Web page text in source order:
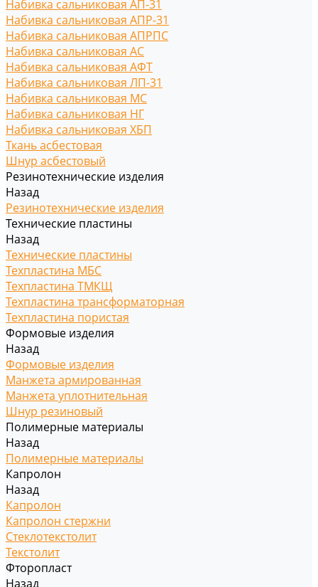
Набивка сальниковая АП-31
Набивка сальниковая АПР-31
Набивка сальниковая АПРПС
Набивка сальниковая АС
Набивка сальниковая АФТ
Набивка сальниковая ЛП-31
Набивка сальниковая МС
Набивка сальниковая НГ
Набивка сальниковая ХБП
Ткань асбестовая
Шнур асбестовый
Резинотехнические изделия
Назад
Резинотехнические изделия
Технические пластины
Назад
Технические пластины
Техпластина МБС
Техпластина ТМКЩ
Техпластина трансформаторная
Техпластина пористая
Формовые изделия
Назад
Формовые изделия
Манжета армированная
Манжета уплотнительная
Шнур резиновый
Полимерные материалы
Назад
Полимерные материалы
Капролон
Назад
Капролон
Капролон стержни
Стеклотекстолит
Текстолит
Фторопласт
Назад